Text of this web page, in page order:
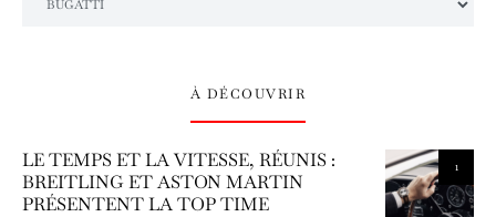
À DÉCOUVRIR
1
LE TEMPS ET LA VITESSE, RÉUNIS :
BREITLING ET ASTON MARTIN
PRÉSENTENT LA TOP TIME